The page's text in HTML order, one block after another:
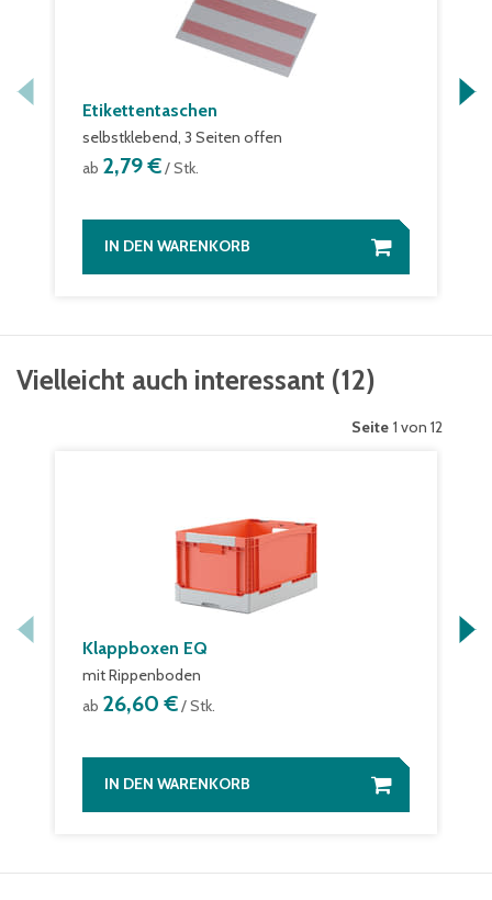
Etikettentaschen
selbstklebend, 3 Seiten offen
ab 2,79 €/ Stk.
IN DEN WARENKORB
Vielleicht auch interessant (12)
Seite 1 von 12
Klappboxen EQ
mit Rippenboden
ab 26,60 €/ Stk.
IN DEN WARENKORB